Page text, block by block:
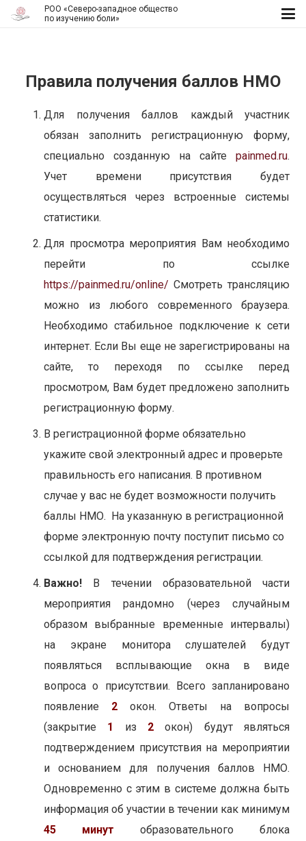
РОО «Северо-западное общество
по изучению боли»
Правила получения баллов НМО
Для получения баллов каждый участник
обязан заполнить регистрационную форму,
специально созданную на сайте painmed.ru.
Учет времени присутствия будет
осуществляться через встроенные системы
статистики.
Для просмотра мероприятия Вам необходимо
перейти по ссылке
https://painmed.ru/online/ Смотреть трансляцию
можно из любого современного браузера.
Необходимо стабильное подключение к сети
интернет. Если Вы еще не зарегистрированы на
сайте, то переходя по ссылке перед
просмотром, Вам будет предложено заполнить
регистрационную форму.
В регистрационной форме обязательно
укажите свой электронный адрес и проверьте
правильность его написания. В противном
случае у вас не будет возможности получить
баллы НМО. На указанную в регистрационной
форме электронную почту поступит письмо со
ссылкой для подтверждения регистрации.
Важно! В течении образовательной части
мероприятия рандомно (через случайным
образом выбранные временные интервалы)
на экране монитора слушателей будут
появляться всплывающие окна в виде
вопроса о присутствии. Всего запланировано
появление 2
окон. Ответы на вопросы
(закрытие 1 из 2 окон) будут являться
подтверждением присутствия на мероприятии
и основанием для получения баллов НМО.
Одновременно с этим в системе должна быть
информация об участии в течении как минимум
45 минут образовательного блока